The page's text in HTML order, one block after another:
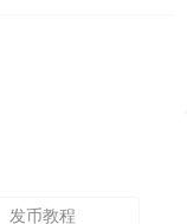
发币教程